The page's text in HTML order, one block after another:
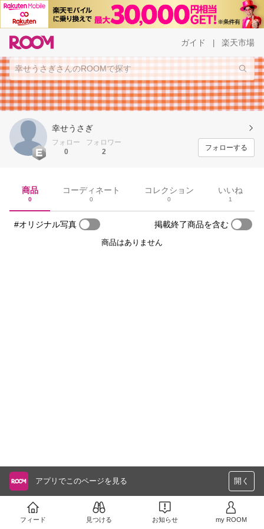
ガイド 楽天市場
幸せうさぎ
フォロー
0
フォロワー
2
フォローする
商品
0
コーディネート
0
コレクション
0
いいね
1
#オリジナル写真 掲載終了商品を含む
商品はありません
アプリでこのページを見る 開く
フィード 見つける お知らせ my ROOM